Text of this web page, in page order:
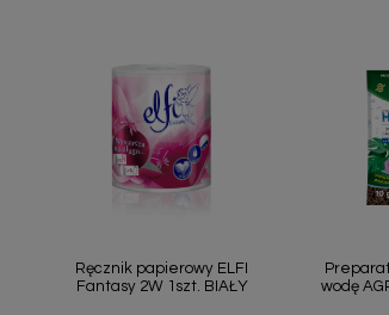
Ręcznik papierowy ELFI
Fantasy 2W 1szt. BIAŁY
wodę